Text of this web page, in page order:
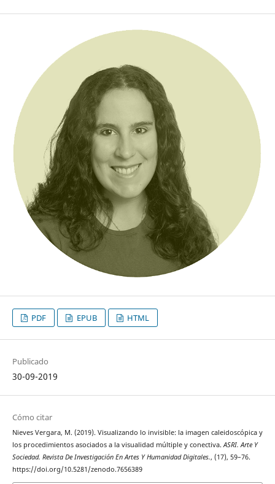
PDF EPUB HTML
Publicado
30-09-2019
Cómo citar
Nieves Vergara, M. (2019). Visualizando lo invisible: la imagen caleidoscópica y
los procedimientos asociados a la visualidad múltiple y conectiva.ASRI. Arte Y
Sociedad. Revista De Investigación En Artes Y Humanidad Digitales., (17), 59–76.
https://doi.org/10.5281/zenodo.7656389